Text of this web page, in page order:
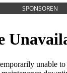
SPONSOREN